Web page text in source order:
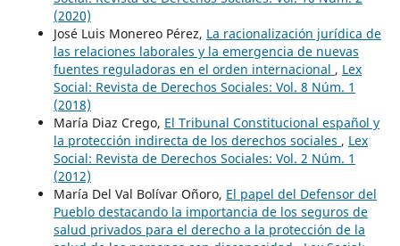
(2020)
José Luis Monereo Pérez, La racionalización jurídica de
las relaciones laborales y la emergencia de nuevas
fuentes reguladoras en el orden internacional , Lex
Social: Revista de Derechos Sociales: Vol. 8 Núm. 1
(2018)
María Diaz Crego, El Tribunal Constitucional español y
la protección indirecta de los derechos sociales , Lex
Social: Revista de Derechos Sociales: Vol. 2 Núm. 1
(2012)
María Del Val Bolívar Oñoro, El papel del Defensor del
Pueblo destacando la importancia de los seguros de
salud privados para el derecho a la protección de la